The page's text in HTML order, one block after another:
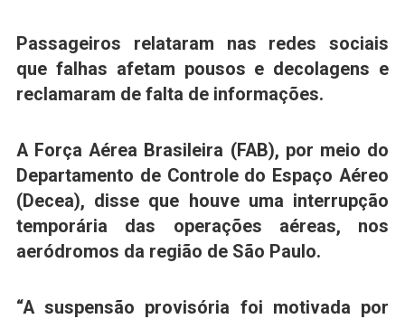
Passageiros relataram nas redes sociais
que falhas afetam pousos e decolagens e
reclamaram de falta de informações.
A Força Aérea Brasileira (FAB), por meio do
Departamento de Controle do Espaço Aéreo
(Decea), disse que houve uma interrupção
temporária das operações aéreas, nos
aeródromos da região de São Paulo.
“A suspensão provisória foi motivada por